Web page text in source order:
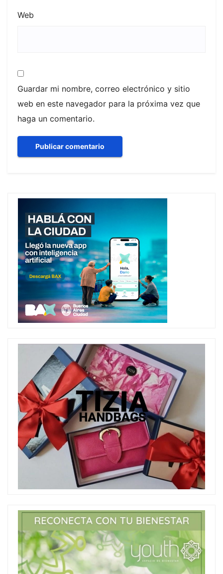
Web
Guardar mi nombre, correo electrónico y sitio
web en este navegador para la próxima vez que
haga un comentario.